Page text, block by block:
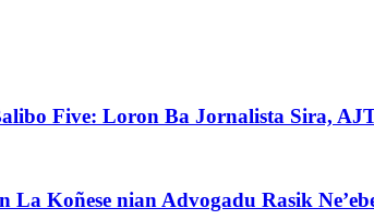
Five: Loron Ba Jornalista Sira,
Koñese nian Advogadu Rasik